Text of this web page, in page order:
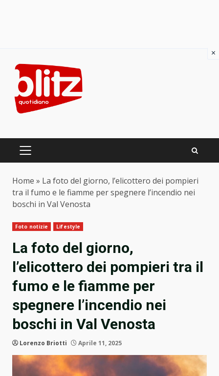
content
PRIMARY
Home » La foto del giorno, l’elicottero dei pompieri
tra il fumo e le fiamme per spegnere l’incendio nei
boschi in Val Venosta
Foto notizie Lifestyle
La foto del giorno,
l’elicottero dei pompieri tra il
fumo e le fiamme per
spegnere l’incendio nei
boschi in Val Venosta
Lorenzo Briotti Aprile 11, 2025
×